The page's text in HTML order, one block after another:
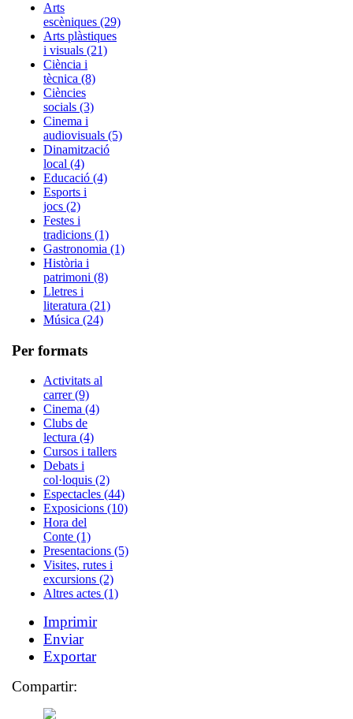
Arts
escèniques (29)
Arts plàstiques
i visuals (21)
Ciència i
tècnica (8)
Ciències
socials (3)
Cinema i
audiovisuals (5)
Dinamització
local (4)
Educació (4)
Esports i
jocs (2)
Festes i
tradicions (1)
Gastronomia (1)
Història i
patrimoni (8)
Lletres i
literatura (21)
Música (24)
Per formats
Activitats al
carrer (9)
Cinema (4)
Clubs de
lectura (4)
Cursos i tallers
Debats i
col·loquis (2)
Espectacles (44)
Exposicions (10)
Hora del
Conte (1)
Presentacions (5)
Visites, rutes i
excursions (2)
Altres actes (1)
Imprimir
Enviar
Exportar
Compartir: